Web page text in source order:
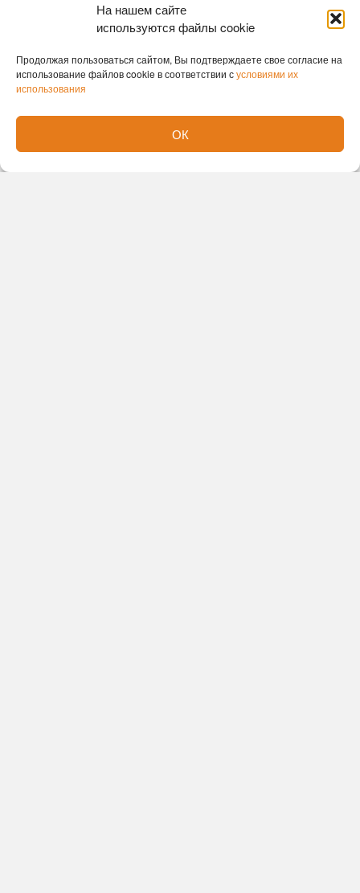
На нашем сайте
используются файлы cookie
Продолжая пользоваться сайтом, Вы подтверждаете свое согласие на
использование файлов cookie в соответствии сусловиями их
использования
ОК
Новости партнеров